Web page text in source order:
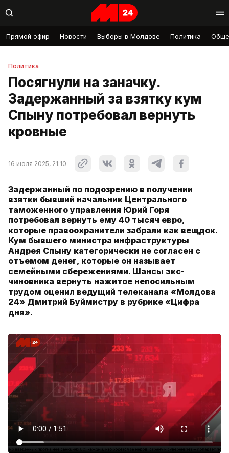
Прямой эфир Новости Выборы в Молдове Политика
Политика
Посягнули на заначку.
Задержанный за взятку кум
Спыну потребовал вернуть
кровные
16 июля 2025, 21:10
Задержанный по подозрению в получении
взятки бывший начальник Центрального
таможенного управления Юрий Горя
потребовал вернуть ему 40 тысяч евро,
которые правоохранители забрали как вещдок.
Кум бывшего министра инфраструктуры
Андрея Спыну категорически не согласен с
отъемом денег, которые он называет
семейными сбережениями. Шансы экс-
чиновника вернуть нажитое непосильным
трудом оценил ведущий телеканала «Молдова
24» Дмитрий Буймистру в рубрике «Цифра
дня».